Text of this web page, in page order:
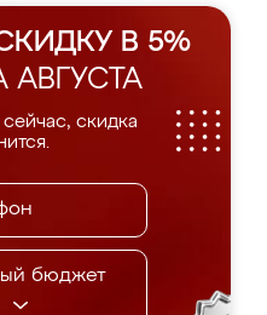
В 5%
сейчас, скидка
бюджет